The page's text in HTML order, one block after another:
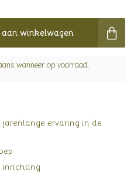
aan winkelwagen
wanneer op voorraad,
ervaring in de
inrichting